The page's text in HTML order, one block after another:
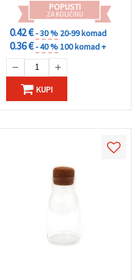
POPUSTI
ZA KOLIČINU
0.42 €- 30 % 20-99 komad
0.36 €- 40 %100 komad +
KUPI